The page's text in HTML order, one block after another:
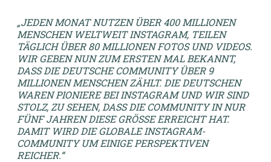
„JEDEN MONAT NUTZEN ÜBER 400 MILLIONEN
MENSCHEN WELTWEIT INSTAGRAM, TEILEN
TÄGLICH ÜBER 80 MILLIONEN FOTOS UND VIDEOS.
WIR GEBEN NUN ZUM ERSTEN MAL BEKANNT,
DASS DIE DEUTSCHE COMMUNITY ÜBER 9
MILLIONEN MENSCHEN ZÄHLT. DIE DEUTSCHEN
WAREN PIONIERE BEI INSTAGRAM UND WIR SIND
STOLZ, ZU SEHEN, DASS DIE COMMUNITY IN NUR
FÜNF JAHREN DIESE GRÖSSE ERREICHT HAT. D
AMIT WIRD DIE GLOBALE INSTAGRAM-C
OMMUNITY UM EINIGE PERSPEKTIVEN R
EICHER.“